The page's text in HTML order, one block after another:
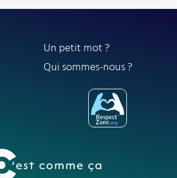
Un petit mot ?
Qui sommes-nous ?